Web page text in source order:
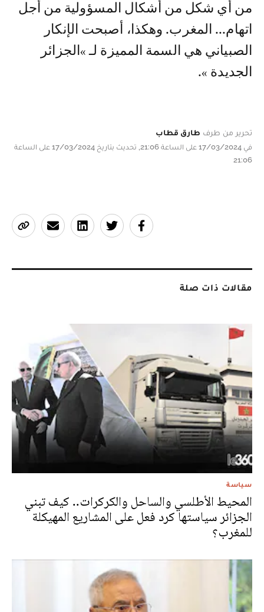
من أي شكل من أشكال المسؤولية من أجل
اتهام... المغرب. وهكذا، أصبحت الإنكار
الصبياني هي السمة المميزة لـ »الجزائر
الجديدة ».
تحرير من طرف طارق قطاب
في 17/03/2024 على الساعة 21:06, تحديث بتاريخ 17/03/2024 على الساعة
21:06
مقالات ذات صلة
سياسة
المحيط الأطلسي والساحل والكركرات.. كيف تبني
الجزائر سياستها كرد فعل على المشاريع المهيكلة
للمغرب؟